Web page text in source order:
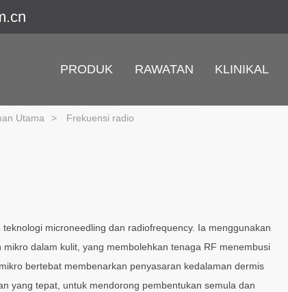
PRODUK RAWATAN KLINIKAL
Utama Frekuensi radio
microneedling dan radiofrequency. Ia menggunakan
dalam kulit, yang membolehkan tenaga RF menembusi
bertebat membenarkan penyasaran kedalaman dermis
yang tepat, untuk mendorong pembentukan semula dan